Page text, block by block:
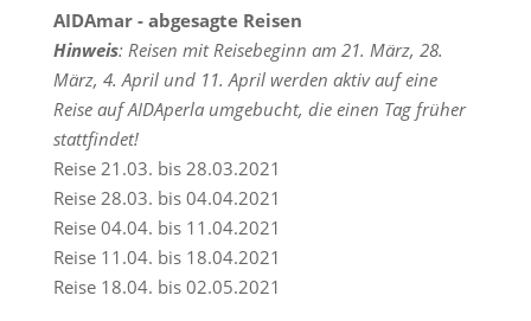
AIDAmar - abgesagte Reisen
Hinweis: Reisen mit Reisebeginn am 21. März, 28.
März, 4. April und 11. April werden aktiv auf eine
Reise auf AIDAperla umgebucht, die einen Tag früher
stattfindet!
Reise 21.03. bis 28.03.2021
Reise 28.03. bis 04.04.2021
Reise 04.04. bis 11.04.2021
Reise 11.04. bis 18.04.2021
Reise 18.04. bis 02.05.2021